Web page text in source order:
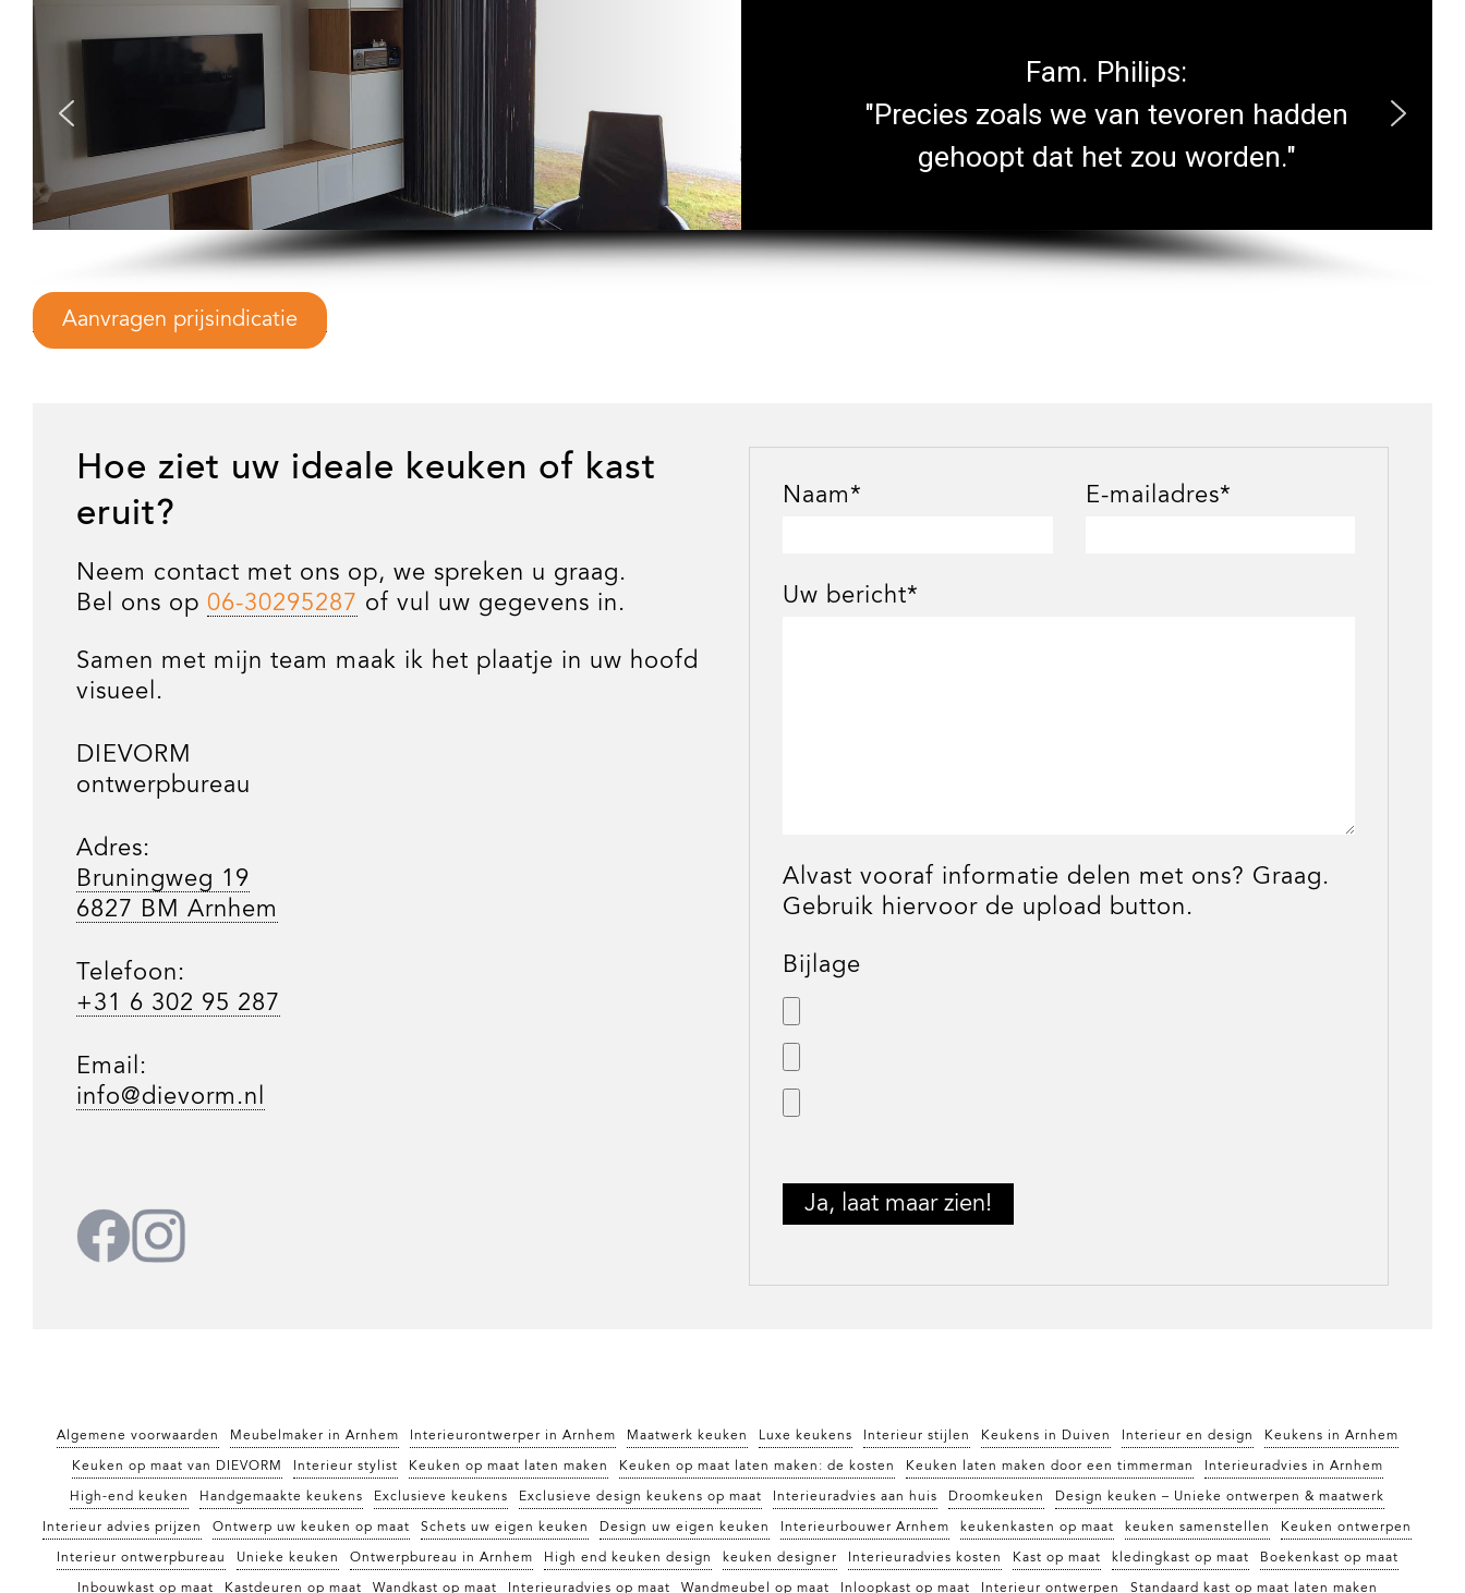
Fam. Philips:
"Precies zoals we van tevoren hadden
gehoopt dat het zou worden."
Aanvragen prijsindicatie
Hoe ziet uw ideale keuken of kast
eruit?
Neem contact met ons op, we spreken u graag.
Bel ons op 06-30295287 of vul uw gegevens in.
Samen met mijn team maak ik het plaatje in uw hoofd
visueel.
DIEVORM
ontwerpbureau
Adres:
Bruningweg 19
6827 BM Arnhem
Telefoon:
+31 6 302 95 287
Email:
info@dievorm.nl
Naam* E-mailadres*
Uw bericht*
Alvast vooraf informatie delen met ons? Graag.
Gebruik hiervoor de upload button.
Bijlage
Algemene voorwaarden Meubelmaker in Arnhem Interieurontwerper in Arnhem Maatwerk keuken Luxe keukens Interieur stijlen Keukens in Duiven Interieur en design Keukens in Arnhem
Keuken op maat van DIEVORM Interieur stylist Keuken op maat laten maken Keuken op maat laten maken: de kosten Keuken laten maken door een timmerman Interieuradvies in Arnhem
High-end keuken Handgemaakte keukens Exclusieve keukens Exclusieve design keukens op maat Interieuradvies aan huis Droomkeuken Design keuken – Unieke ontwerpen & maatwerk
Interieur advies prijzen Ontwerp uw keuken op maat Schets uw eigen keuken Design uw eigen keuken Interieurbouwer Arnhem keukenkasten op maat keuken samenstellen Keuken ontwerpen
Interieur ontwerpbureau Unieke keuken Ontwerpbureau in Arnhem High end keuken design keuken designer Interieuradvies kosten Kast op maat kledingkast op maat Boekenkast op maat
Inbouwkast op maat Kastdeuren op maat Wandkast op maat Interieuradvies op maat Wandmeubel op maat Inloopkast op maat Interieur ontwerpen Standaard kast op maat laten maken